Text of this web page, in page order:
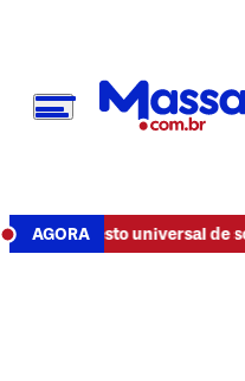
AGORA
‘gesto universal de